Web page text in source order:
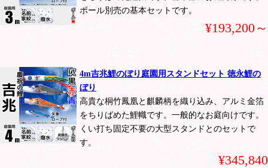
ポール別売の基本セットです。
¥193,200～
4m吉兆鯉のぼり庭園用スタンドセット 徳永鯉の
ぼり
高貴な桐竹鳳凰と麒麟柄を織り込み、アルミ金箔
をちりばめた鯉幟です。一般的なお庭向けです。
くい打ち固定不要の大型スタンドとのセットで
す。
¥345,840